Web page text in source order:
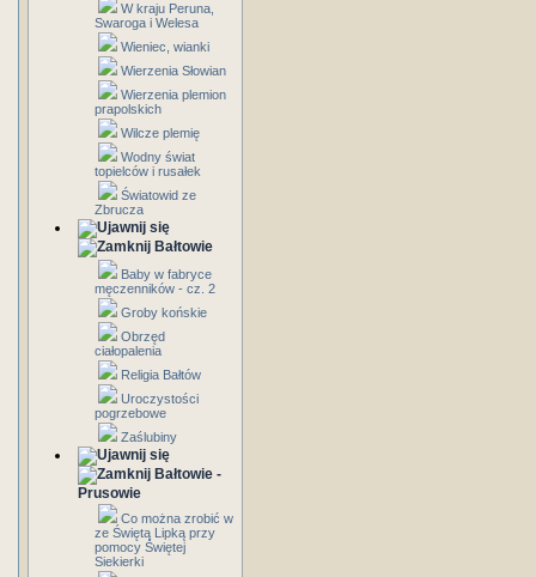
W kraju Peruna,
Swaroga i Welesa
Wieniec, wianki
Wierzenia Słowian
Wierzenia plemion
prapolskich
Wilcze plemię
Wodny świat
topielców i rusałek
Światowid ze
Zbrucza
Bałtowie
Baby w fabryce
męczenników - cz. 2
Groby końskie
Obrzęd
ciałopalenia
Religia Bałtów
Uroczystości
pogrzebowe
Zaślubiny
Bałtowie -
Prusowie
Co można zrobić w
ze Świętą Lipką przy
pomocy Świętej
Siekierki